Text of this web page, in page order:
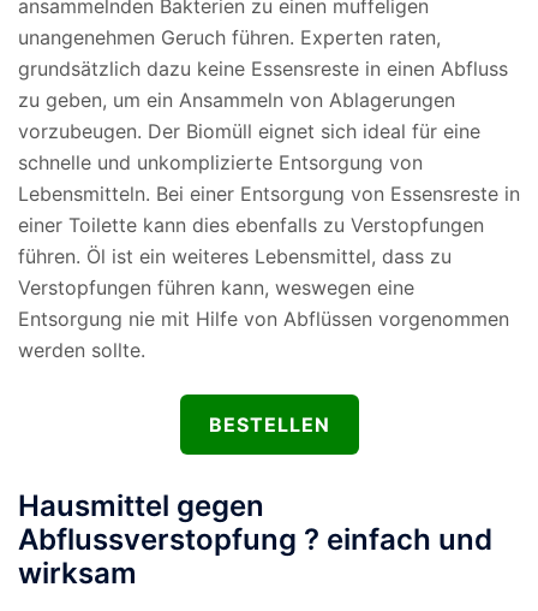
ansammelnden Bakterien zu einen muffeligen
unangenehmen Geruch führen. Experten raten,
grundsätzlich dazu keine Essensreste in einen Abfluss
zu geben, um ein Ansammeln von Ablagerungen
vorzubeugen. Der Biomüll eignet sich ideal für eine
schnelle und unkomplizierte Entsorgung von
Lebensmitteln. Bei einer Entsorgung von Essensreste in
einer Toilette kann dies ebenfalls zu Verstopfungen
führen. Öl ist ein weiteres Lebensmittel, dass zu
Verstopfungen führen kann, weswegen eine
Entsorgung nie mit Hilfe von Abflüssen vorgenommen
werden sollte.
BESTELLEN
Hausmittel gegen
Abflussverstopfung ? einfach und
wirksam